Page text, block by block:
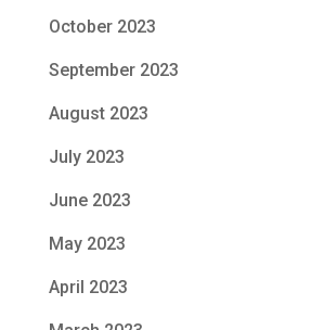
October 2023
September 2023
August 2023
July 2023
June 2023
May 2023
April 2023